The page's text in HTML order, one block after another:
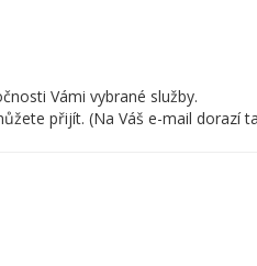
Vámi vybrané služby.
přijít. (Na Váš e-mail dorazí